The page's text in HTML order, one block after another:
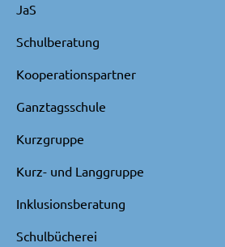
JaS
Schulberatung
Kooperationspartner
Ganztagsschule
Kurzgruppe
Kurz- und Langgruppe
Inklusionsberatung
Schulbücherei